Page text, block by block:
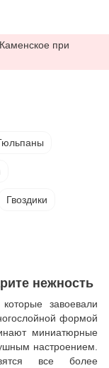
при
Гвоздики
нежность
завоевали
формой
миниатюрные
настроением.
все более